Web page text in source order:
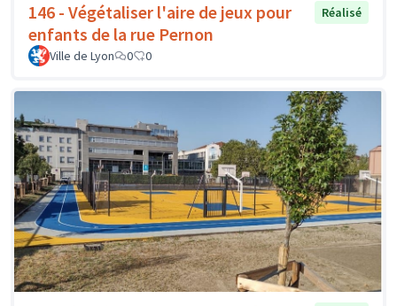
146 - Végétaliser l'aire de jeux pour
enfants de la rue Pernon
Réalisé
Ville de Lyon 0 0